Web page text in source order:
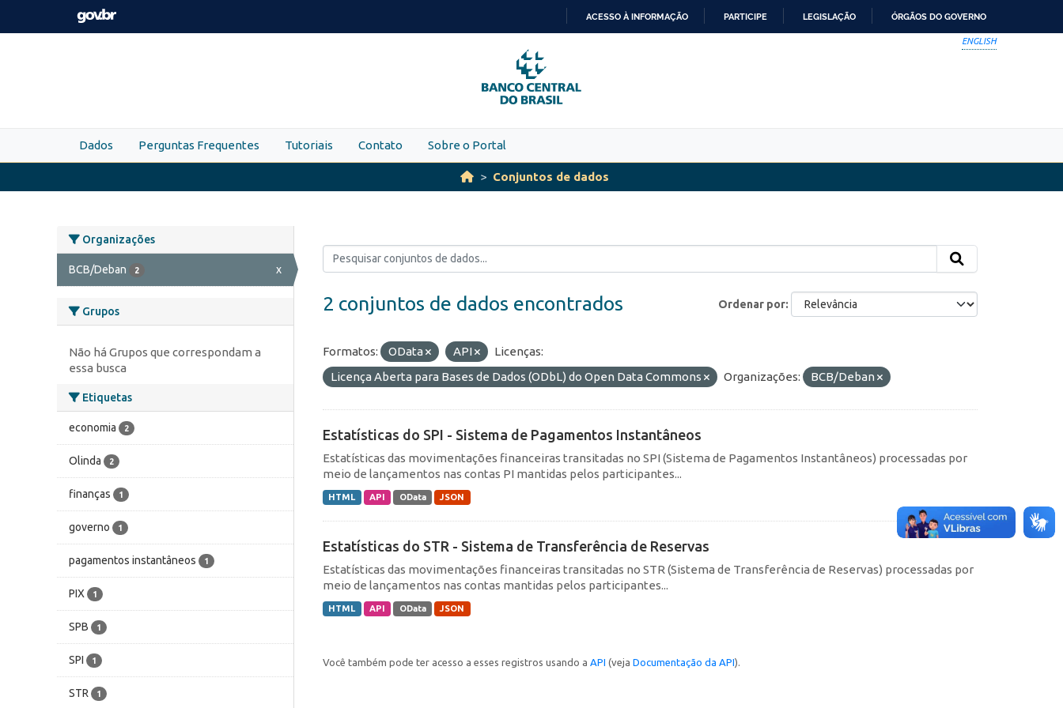
Skip to main content
PARA
O
CONTEÚDO
ACESSO À INFORMAÇÃO PARTICIPE LEGISLAÇÃO ÓRGÃOS DO GOVERNO
ENGLISH
Dados Perguntas Frequentes Tutoriais Contato Sobre o Portal
Conjuntos de dados
Organizações
BCB/Deban 2 x
Grupos
Não há Grupos que correspondam a
essa busca
Etiquetas
economia 2
Olinda 2
finanças 1
governo 1
pagamentos instantâneos 1
PIX 1
SPB 1
SPI 1
STR 1
Ordenar por
2 conjuntos de dados encontrados
Formatos: OData API
Licenças:
Licença Aberta para Bases de Dados (ODbL) do Open Data Commons
Organizações: BCB/Deban
Estatísticas do SPI - Sistema de Pagamentos Instantâneos
Estatísticas das movimentações financeiras transitadas no SPI (Sistema de Pagamentos Instantâneos) processadas por
meio de lançamentos nas contas PI mantidas pelos participantes...
HTML API OData JSON
Estatísticas do STR - Sistema de Transferência de Reservas
Estatísticas das movimentações financeiras transitadas no STR (Sistema de Transferência de Reservas) processadas por
meio de lançamentos nas contas mantidas pelos participantes...
HTML API OData JSON
Você também pode ter acesso a esses registros usando a API (veja Documentação da API).